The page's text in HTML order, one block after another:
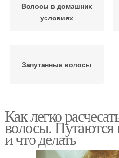
Волосы в домашних
условиях
Запутанные волосы
Как легко
волосы. Путаются
и что делать